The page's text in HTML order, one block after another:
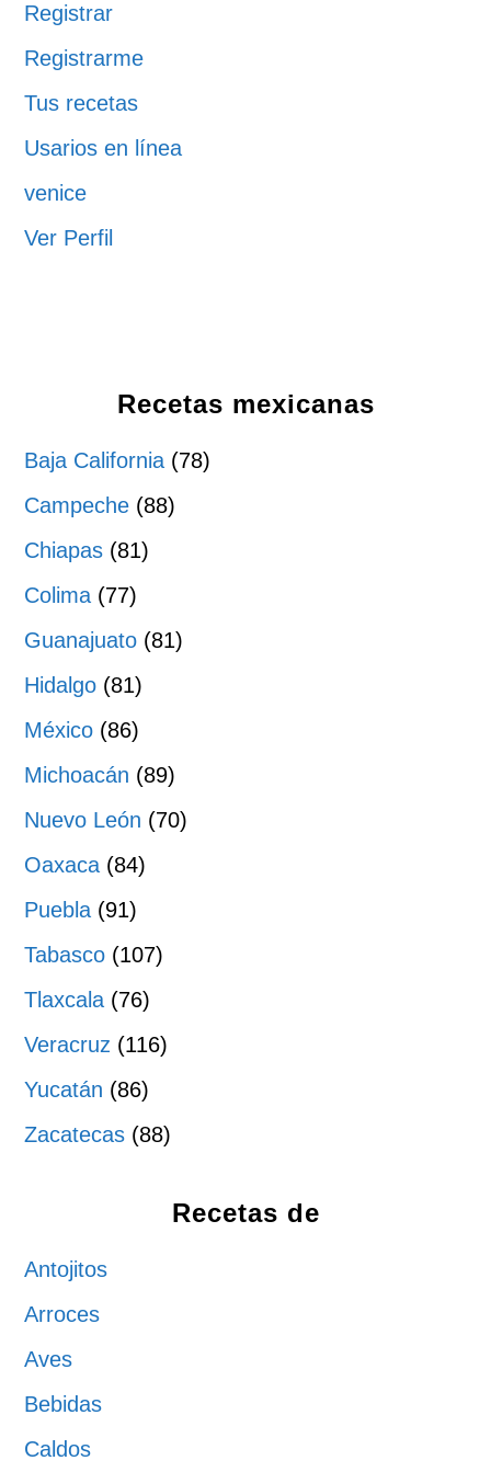
Registrar
Registrarme
Tus recetas
Usarios en línea
venice
Ver Perfil
Recetas mexicanas
Baja California (78)
Campeche (88)
Chiapas (81)
Colima (77)
Guanajuato (81)
Hidalgo (81)
México (86)
Michoacán (89)
Nuevo León (70)
Oaxaca (84)
Puebla (91)
Tabasco (107)
Tlaxcala (76)
Veracruz (116)
Yucatán (86)
Zacatecas (88)
Recetas de
Antojitos
Arroces
Aves
Bebidas
Caldos